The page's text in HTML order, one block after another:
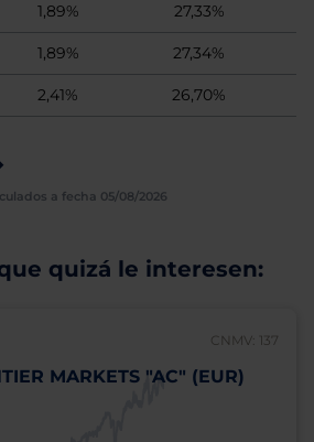
1,89% 27,33%
1,89% 27,34%
2,41% 26,70%
a fecha 05/08/2026
quizá le interesen:
CNMV: 137
MARKETS "AC" (EUR)